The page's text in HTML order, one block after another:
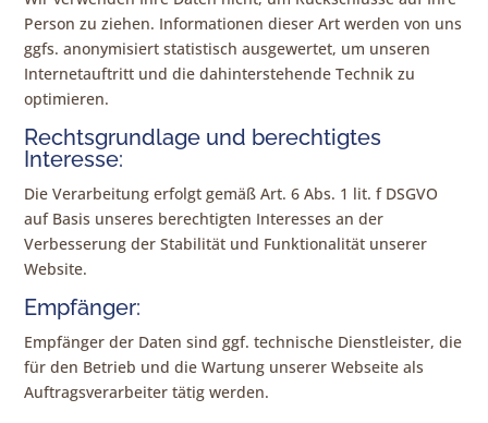
Person zu ziehen. Informationen dieser Art werden von uns
ggfs. anonymisiert statistisch ausgewertet, um unseren
Internetauftritt und die dahinterstehende Technik zu
optimieren.
Rechtsgrundlage und berechtigtes
Interesse:
Die Verarbeitung erfolgt gemäß Art. 6 Abs. 1 lit. f DSGVO
auf Basis unseres berechtigten Interesses an der
Verbesserung der Stabilität und Funktionalität unserer
Website.
Empfänger:
Empfänger der Daten sind ggf. technische Dienstleister, die
für den Betrieb und die Wartung unserer Webseite als
Auftragsverarbeiter tätig werden.